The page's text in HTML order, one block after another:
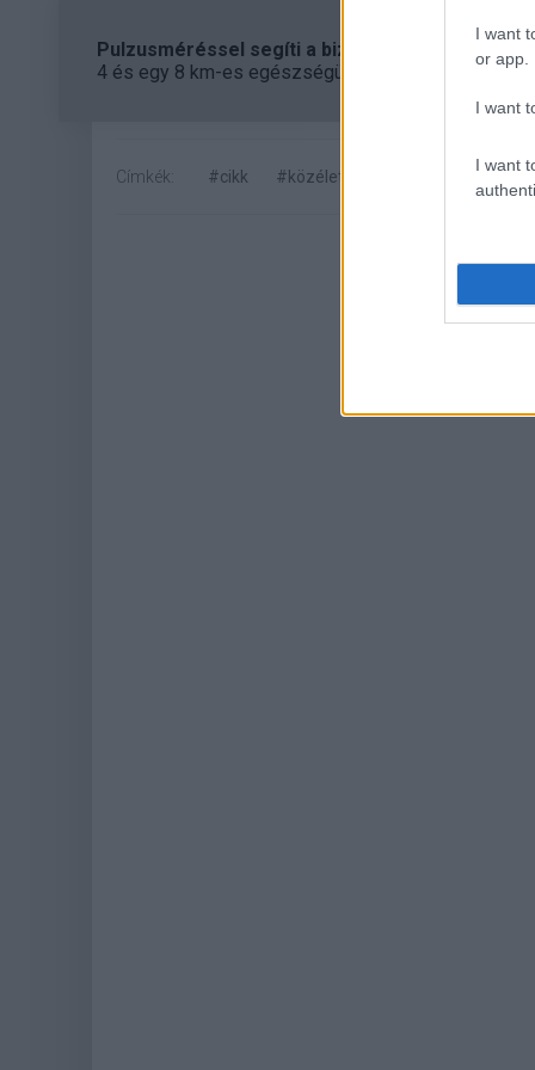
I want
or app.
I want
I want
Pulzusméréssel segíti a biztonságos mozgást
4 és egy 8 km-es egészségügyi tanösvény nyílt
Címkék: #cikk #közélet